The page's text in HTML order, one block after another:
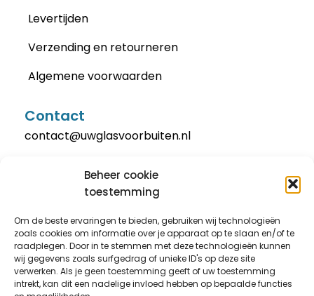
Beheer cookie
toestemming
Om de beste ervaringen te bieden, gebruiken wij technologieën
zoals cookies om informatie over je apparaat op te slaan en/of te
raadplegen. Door in te stemmen met deze technologieën kunnen
wij gegevens zoals surfgedrag of unieke ID's op deze site
verwerken. Als je geen toestemming geeft of uw toestemming
intrekt, kan dit een nadelige invloed hebben op bepaalde functies
Levertijden
Verzending en retourneren
Algemene voorwaarden
Contact
contact@uwglasvoorbuiten.nl